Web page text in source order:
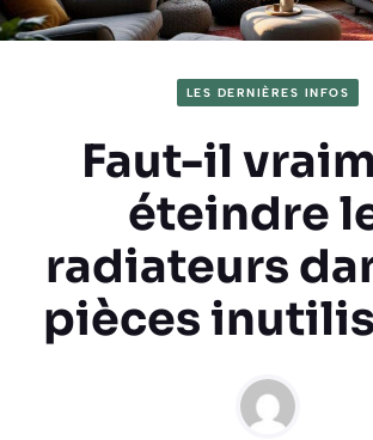
LES DERNIÈRES INFOS
Faut-il
éteindre
radiateurs
pièces